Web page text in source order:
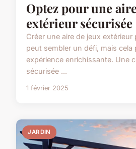
Optez pour une
extérieur
Créer une aire de jeux
peut sembler un défi, mais cela
expérience enrichissante. Une
sécurisée ...
1 février 2025
JARDIN